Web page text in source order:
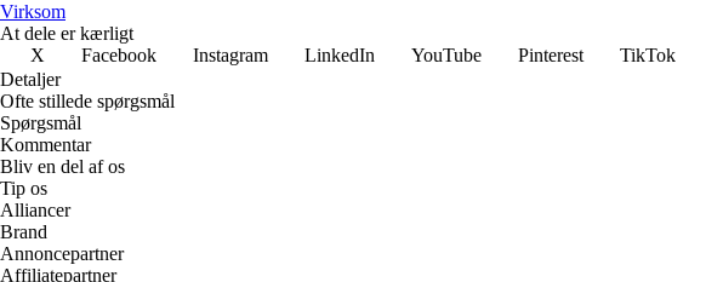
Virksom
At dele er kærligt
X
Facebook Instagram LinkedIn YouTube Pinterest TikTok
Detaljer
Ofte stillede spørgsmål
Spørgsmål
Kommentar
Bliv en del af os
Tip os
Alliancer
Brand
Annoncepartner
Affiliatepartner